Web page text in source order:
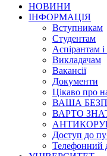
НОВИНИ
ІНФОРМАЦІЯ
Вступникам
Студентам
Аспірантам
Викладачам
Вакансії
Документи
Цікаво про
ВАША
ВАРТО
Доступ до
Телефонний